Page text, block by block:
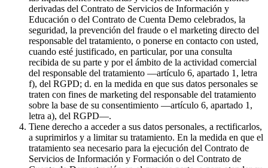
derivadas del Contrato de Servicios de Información y
Educación o del Contrato de Cuenta Demo celebrados, la
seguridad, la prevención del fraude o el marketing directo del
responsable del tratamiento, o ponerse en contacto con usted,
cuando esté justificado, en particular, por una consulta
recibida de su parte y por el ámbito de la actividad comercial
del responsable del tratamiento —artículo 6, apartado 1, letra
f), del RGPD; d. en la medida en que sus datos personales se
traten con fines de marketing del responsable del tratamiento
sobre la base de su consentimiento —artículo 6, apartado 1,
letra a), del RGPD—.
Tiene derecho a acceder a sus datos personales, a rectificarlos,
a suprimirlos y a limitar su tratamiento. En la medida en que el
tratamiento sea necesario para la ejecución del Contrato de
Servicios de Información y Formación o del Contrato de